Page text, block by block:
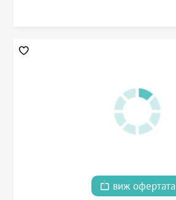
виж офертата